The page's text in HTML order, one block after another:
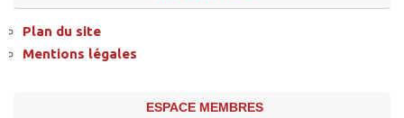
Plan du site
Mentions légales
ESPACE MEMBRES